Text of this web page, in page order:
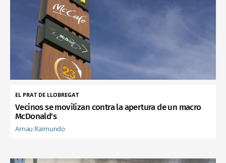
EL PRAT DE LLOBREGAT
Vecinos se movilizan contra la apertura de un macro
McDonald's
Arnau Raimundo